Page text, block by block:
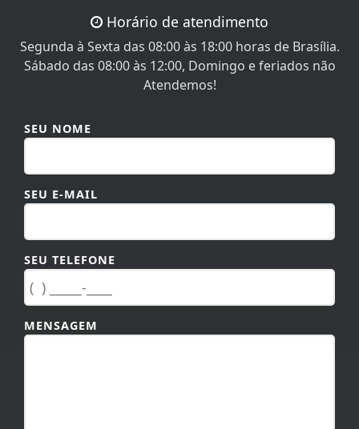
Horário de atendimento
Segunda à Sexta das 08:00 às 18:00 horas de Brasília.
Sábado das 08:00 às 12:00, Domingo e feriados não
Atendemos!
SEU NOME
SEU E-MAIL
SEU TELEFONE
MENSAGEM